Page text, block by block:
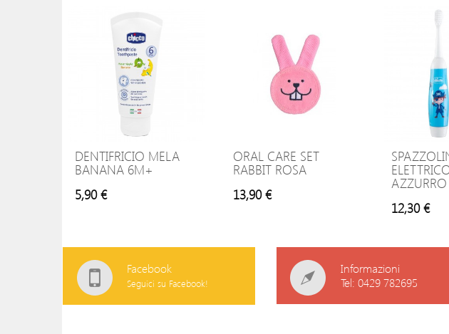
DENTIFRICIO MELA
BANANA 6M+
5,90 €
ORAL CARE SET
RABBIT ROSA
13,90 €
AZZURRO
12,30 €
Facebook
Seguici su Facebook!
Informazioni
Tel: 0429 782695